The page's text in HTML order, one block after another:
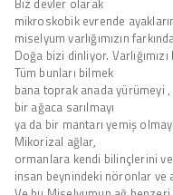
mikroskobik evrende
miselyum varlığımızın
Doğa bizi dinliyor.
Tüm bunları bilmek
bana toprak anada yürümeyi ,
bir ağaca sarılmayı
ya da bir mantarı yemiş
Mikorizal ağlar,
ormanlara kendi bilinçlerini
insan beynindeki nöronlar ve